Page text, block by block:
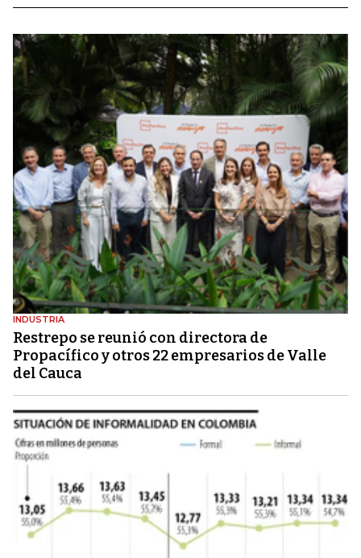
INDUSTRIA
Restrepo se reunió con directora de
Propacífico y otros 22 empresarios de Valle
del Cauca